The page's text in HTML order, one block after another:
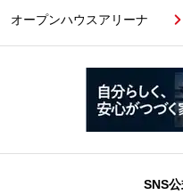
オープンハウスアリーナ
SNS